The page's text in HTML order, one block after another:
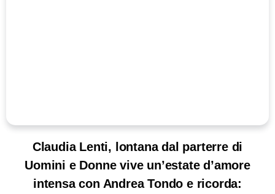
Claudia Lenti, lontana dal parterre di
Uomini e Donne vive un’estate d’amore
intensa con Andrea Tondo e ricorda: